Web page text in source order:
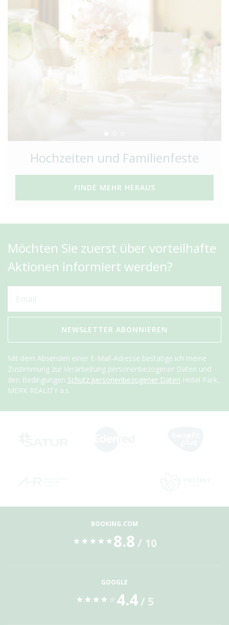
Hochzeiten und Familienfeste
FINDE MEHR HERAUS
Möchten Sie zuerst über vorteilhafte
Aktionen informiert werden?
NEWSLETTER ABONNIEREN
Mit dem Absenden einer E-Mail-Adresse bestätige ich meine
Zustimmung zur Verarbeitung personenbezogener Daten und
den Bedingungen Schutz personenbezogener Daten Hotel Park,
MERK REALITY a.s.
BOOKING.COM
★ ★ ★ ★ ★ 8.8 / 10
GOOGLE
★ ★ ★ ★ 4.4/ 5